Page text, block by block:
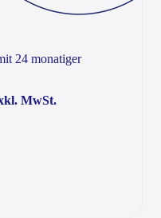
24 monatiger
MwSt.